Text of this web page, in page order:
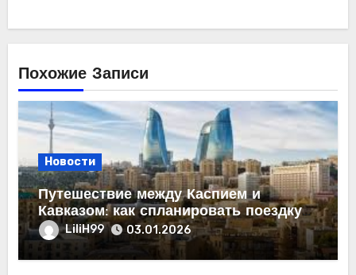
Похожие Записи
Новости
Путешествие между Каспием и
Кавказом: как спланировать поездку
из Махачкалы в Баку
LiliH99 03.01.2026